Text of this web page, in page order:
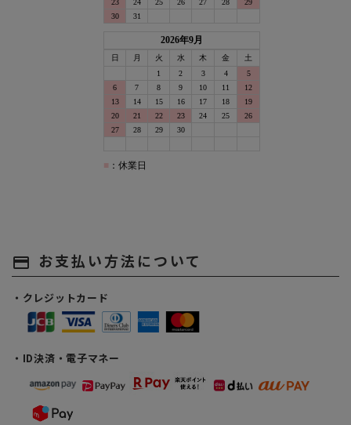
payment お支払い方法について
・クレジットカード
・ID決済・電子マネー